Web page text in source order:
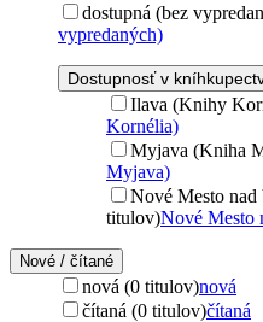
dostupná (bez
vypredaných)
Dostupnosť v
Ilava (Knihy
Kornélia)
Myjava (Kniha
Myjava)
Nové Mesto
titulov)Nové Mesto
Nové / čítané
nová (0 titulov)nová
čítaná (0 titulov)čítaná